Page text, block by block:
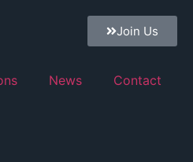
Join Us
News Contact